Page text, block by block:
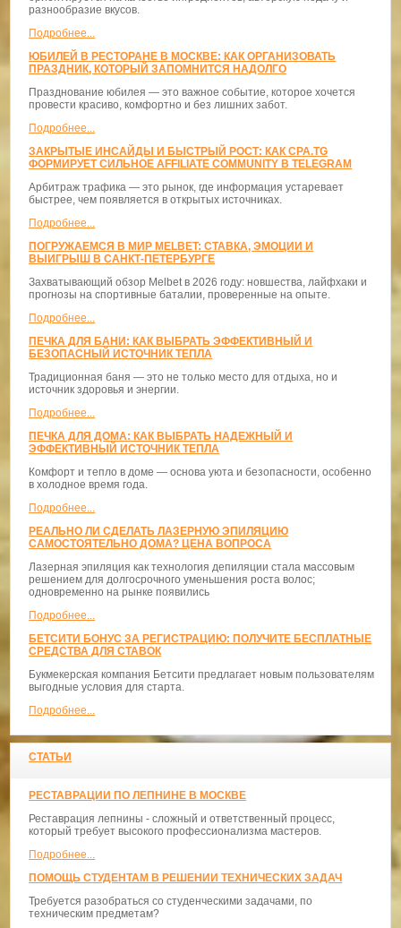
разнообразие вкусов.
Подробнее...
ЮБИЛЕЙ В РЕСТОРАНЕ В МОСКВЕ: КАК ОРГАНИЗОВАТЬ
ПРАЗДНИК, КОТОРЫЙ ЗАПОМНИТСЯ НАДОЛГО
Празднование юбилея — это важное событие, которое хочется
провести красиво, комфортно и без лишних забот.
Подробнее...
ЗАКРЫТЫЕ ИНСАЙДЫ И БЫСТРЫЙ РОСТ: КАК CPA.TG
ФОРМИРУЕТ СИЛЬНОЕ AFFILIATE COMMUNITY В TELEGRAM
Арбитраж трафика — это рынок, где информация устаревает
быстрее, чем появляется в открытых источниках.
Подробнее...
ПОГРУЖАЕМСЯ В МИР MELBET: СТАВКА, ЭМОЦИИ И
ВЫИГРЫШ В САНКТ-ПЕТЕРБУРГЕ
Захватывающий обзор Melbet в 2026 году: новшества, лайфхаки и
прогнозы на спортивные баталии, проверенные на опыте.
Подробнее...
ПЕЧКА ДЛЯ БАНИ: КАК ВЫБРАТЬ ЭФФЕКТИВНЫЙ И
БЕЗОПАСНЫЙ ИСТОЧНИК ТЕПЛА
Традиционная баня — это не только место для отдыха, но и
источник здоровья и энергии.
Подробнее...
ПЕЧКА ДЛЯ ДОМА: КАК ВЫБРАТЬ НАДЕЖНЫЙ И
ЭФФЕКТИВНЫЙ ИСТОЧНИК ТЕПЛА
Комфорт и тепло в доме — основа уюта и безопасности, особенно
в холодное время года.
Подробнее...
РЕАЛЬНО ЛИ СДЕЛАТЬ ЛАЗЕРНУЮ ЭПИЛЯЦИЮ
САМОСТОЯТЕЛЬНО ДОМА? ЦЕНА ВОПРОСА
Лазерная эпиляция как технология депиляции стала массовым
решением для долгосрочного уменьшения роста волос;
одновременно на рынке появились
Подробнее...
БЕТСИТИ БОНУС ЗА РЕГИСТРАЦИЮ: ПОЛУЧИТЕ БЕСПЛАТНЫЕ
СРЕДСТВА ДЛЯ СТАВОК
Букмекерская компания Бетсити предлагает новым пользователям
выгодные условия для старта.
Подробнее...
СТАТЬИ
РЕСТАВРАЦИИ ПО ЛЕПНИНЕ В МОСКВЕ
Реставрация лепнины - сложный и ответственный процесс,
который требует высокого профессионализма мастеров.
Подробнее...
ПОМОЩЬ СТУДЕНТАМ В РЕШЕНИИ ТЕХНИЧЕСКИХ ЗАДАЧ
Требуется разобраться со студенческими задачами, по
техническим предметам?